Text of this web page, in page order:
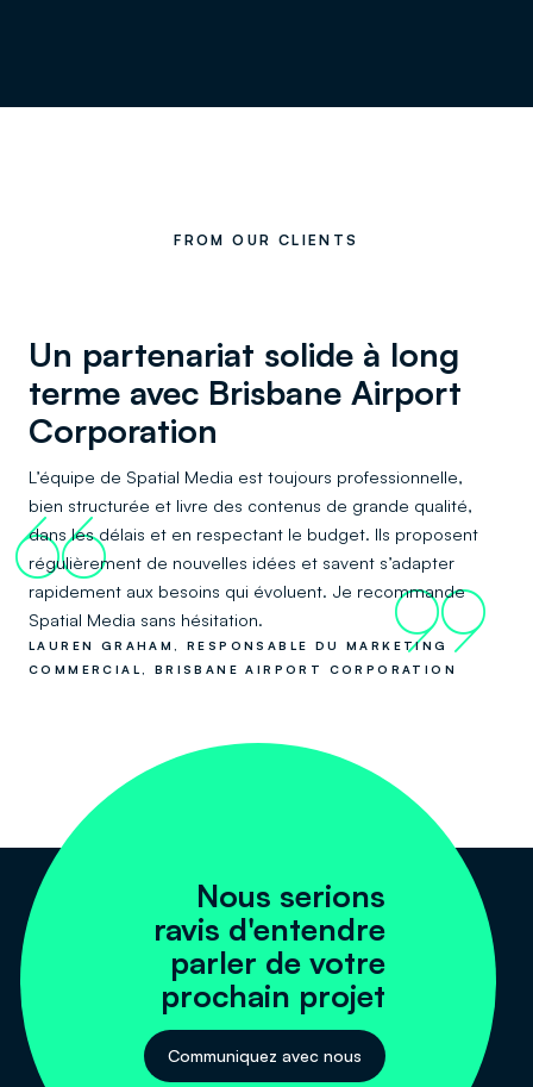
FROM OUR CLIENTS
Un partenariat solide à long
terme avec Brisbane Airport
Corporation
L’équipe de Spatial Media est toujours professionnelle,
bien structurée et livre des contenus de grande qualité,
dans les délais et en respectant le budget. Ils proposent
régulièrement de nouvelles idées et savent s’adapter
rapidement aux besoins qui évoluent. Je recommande
Spatial Media sans hésitation.
66
99
LAUREN GRAHAM, RESPONSABLE DU MARKETING
COMMERCIAL, BRISBANE AIRPORT CORPORATION
Nous serions
ravis d'entendre
parler de votre
prochain projet
Communiquez avec nous